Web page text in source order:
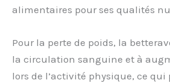
alimentaires pour ses qualités
Pour la perte de poids, la
la circulation sanguine et à
lors de l’activité physique, ce